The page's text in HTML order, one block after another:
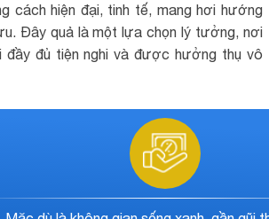
cách hiện đại, tinh tế, mang hơi hướng
Đây quả là một lựa chọn lý tưởng, nơi
đủ tiện nghi và được hưởng thụ vô